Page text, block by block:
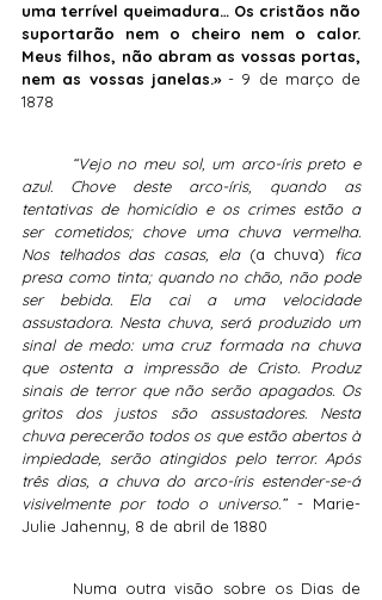
uma terrível queimadura… Os cristãos não
suportarão nem o cheiro nem o calor.
Meus filhos, não abram as vossas portas,
nem as vossas janelas.» - 9 de março de
1878
azul. Chove deste arco-íris, quando as
tentativas de homicídio e os crimes estão a
ser cometidos; chove uma chuva vermelha.
Nos telhados das casas, ela (a chuva) fica
presa como tinta; quando no chão, não pode
ser bebida. Ela cai a uma velocidade
assustadora. Nesta chuva, será produzido um
sinal de medo: uma cruz formada na chuva
que ostenta a impressão de Cristo. Produz
sinais de terror que não serão apagados. Os
gritos dos justos são assustadores. Nesta
chuva perecerão todos os que estão abertos à
impiedade, serão atingidos pelo terror. Após
três dias, a chuva do arco-íris estender-se-á
visivelmente por todo o universo.” - Marie-
Julie Jahenny, 8 de abril de 1880